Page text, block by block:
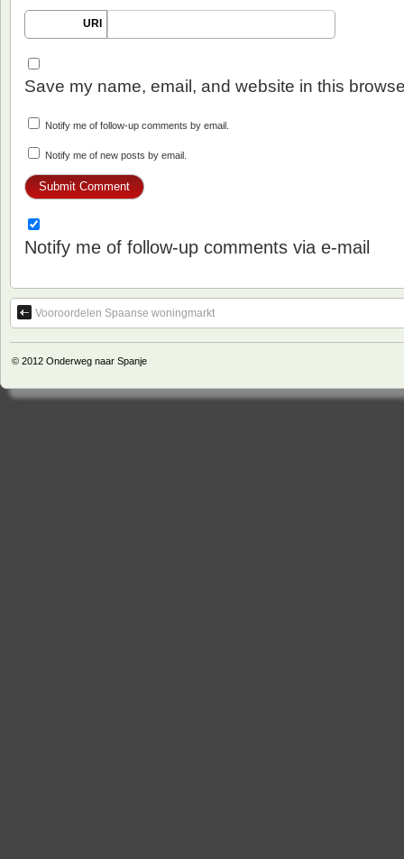
URI
Save my name, email, and website in this
Notify me of follow-up comments by email.
Notify me of new posts by email.
Notify me of follow-up comments via e-mail
Vooroordelen Spaanse woningmarkt
© 2012 Onderweg naar Spanje